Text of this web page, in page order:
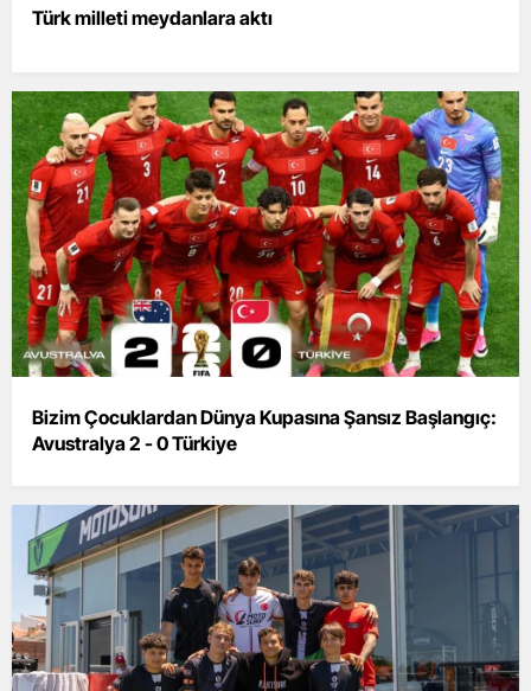
Türk milleti meydanlara aktı
Bizim Çocuklardan Dünya Kupasına Şansız Başlangıç:
Avustralya 2 - 0 Türkiye